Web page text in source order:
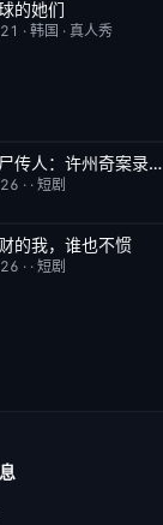
日更新
的她们
· 韩国 · 真人秀
结 9.0赶尸传人：许州奇案录秘术追凶
· · 短剧
结的我，谁也不惯
· · 短剧